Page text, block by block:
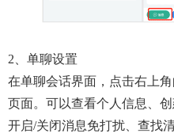
2、单聊设置
在单聊会话界面，点击右上
页面。可以查看个人信息、
开启/关闭消息免打扰、查找